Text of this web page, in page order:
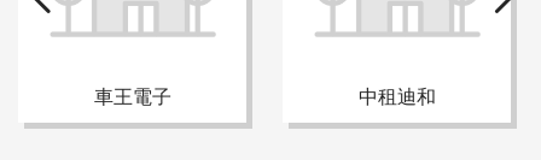
車王電子 中租迪和